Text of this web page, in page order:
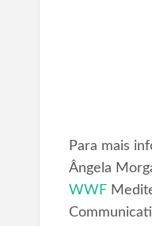
Para mais
Ângela
WWF